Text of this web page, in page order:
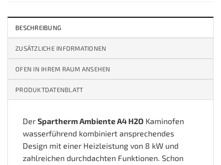
BESCHREIBUNG
ZUSÄTZLICHE INFORMATIONEN
OFEN IN IHREM RAUM ANSEHEN
PRODUKTDATENBLATT
Der Spartherm Ambiente A4 H2O Kaminofen
wasserführend kombiniert ansprechendes
Design mit einer Heizleistung von 8 kW und
zahlreichen durchdachten Funktionen. Schon